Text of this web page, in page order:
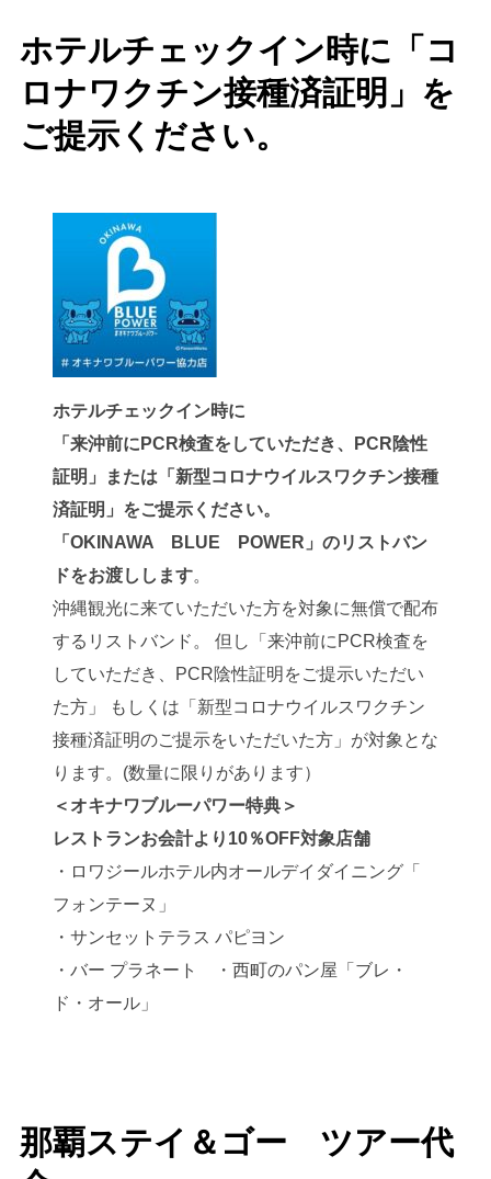
ホテルチェックイン時に「コ
ロナワクチン接種済証明」を
ご提示ください。
ホテルチェックイン時に
「来沖前にPCR検査をしていただき、PCR陰性
証明」または「新型コロナウイルスワクチン接種
済証明」をご提示ください。
「OKINAWA BLUE POWER」のリストバン
ドをお渡しします。
沖縄観光に来ていただいた方を対象に無償で配布
するリストバンド。 但し「来沖前にPCR検査を
していただき、PCR陰性証明をご提示いただい
た方」 もしくは「新型コロナウイルスワクチン
接種済証明のご提示をいただいた方」が対象とな
ります。(数量に限りがあります）
＜オキナワブルーパワー特典＞
レストランお会計より10％OFF対象店舗
・ロワジールホテル内オールデイダイニング「
フォンテーヌ」
・サンセットテラス パピヨン
・バー プラネート ・西町のパン屋「ブレ・
ド・オール」
那覇ステイ＆ゴー ツアー代